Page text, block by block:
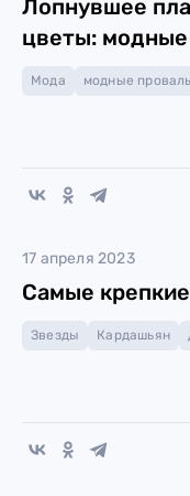
Лопнувшее
цветы:
Мода модные
17 апреля 2023
Самые
Звезды Кардашьян